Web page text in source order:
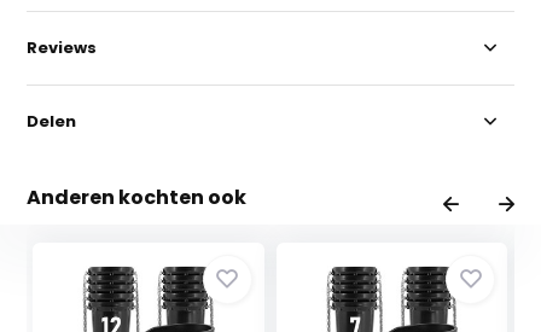
Reviews
Delen
Anderen kochten ook